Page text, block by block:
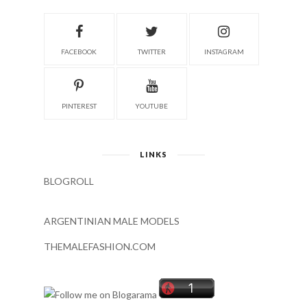
FACEBOOK TWITTER INSTAGRAM
PINTEREST YOUTUBE
LINKS
BLOGROLL
ARGENTINIAN MALE MODELS
THEMALEFASHION.COM